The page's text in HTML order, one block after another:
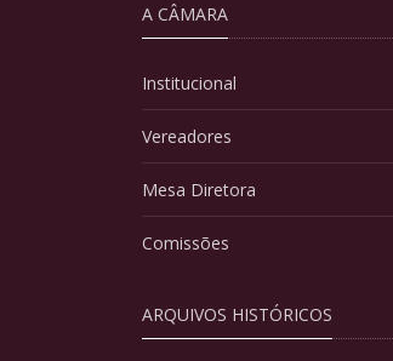
A CÂMARA
Institucional
Vereadores
Mesa Diretora
Comissões
ARQUIVOS HISTÓRICOS